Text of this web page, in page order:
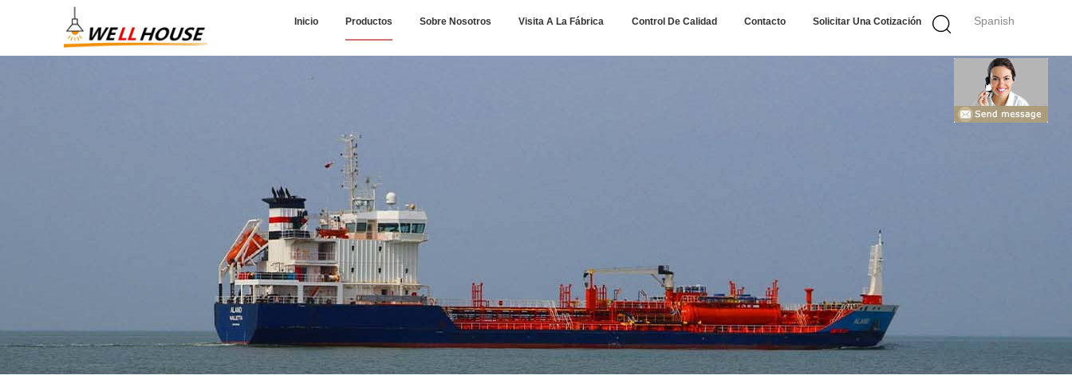
Spanish
Inicio Productos Sobre Nosotros Visita A La Fábrica Control De Calidad Contacto Solicitar Una Cotización